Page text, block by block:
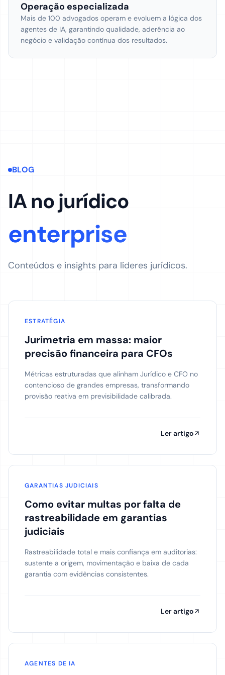
Operação especializada
Mais de 100 advogados operam e evoluem a lógica dos
agentes de IA, garantindo qualidade, aderência ao
negócio e validação contínua dos resultados.
BLOG
IA no jurídico
enterprise
Conteúdos e insights para líderes jurídicos.
ESTRATÉGIA
Jurimetria em massa: maior
precisão financeira para CFOs
Métricas estruturadas que alinham Jurídico e CFO no
contencioso de grandes empresas, transformando
provisão reativa em previsibilidade calibrada.
Ler artigo
GARANTIAS JUDICIAIS
Como evitar multas por falta de
rastreabilidade em garantias
judiciais
Rastreabilidade total e mais confiança em auditorias:
sustente a origem, movimentação e baixa de cada
garantia com evidências consistentes.
Ler artigo
AGENTES DE IA